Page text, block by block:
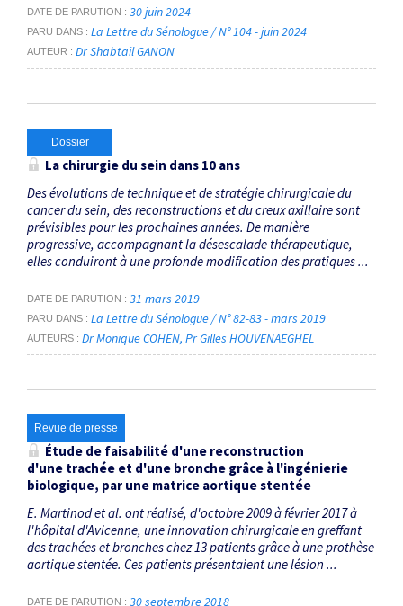
RECHERCHER
DATE DE PARUTION 30 juin 2024
PARU DANS La Lettre du Sénologue / N° 104 - juin 2024
AUTEUR Dr Shabtail GANON
Dossier
La chirurgie du sein dans 10 ans
Des évolutions de technique et de stratégie chirurgicale du
cancer du sein, des reconstructions et du creux axillaire sont
prévisibles pour les prochaines années. De manière
progressive, accompagnant la désescalade thérapeutique,
elles conduiront à une profonde modification des pratiques ...
DATE DE PARUTION 31 mars 2019
PARU DANS La Lettre du Sénologue / N° 82-83 - mars 2019
AUTEURS Dr Monique COHEN Pr Gilles HOUVENAEGHEL
Revue de presse
Étude de faisabilité d'une reconstruction
d'une trachée et d'une bronche grâce à l'ingénierie
biologique, par une matrice aortique stentée
E. Martinod et al. ont réalisé, d'octobre 2009 à février 2017 à
l'hôpital d'Avicenne, une innovation chirurgicale en greffant
des trachées et bronches chez 13 patients grâce à une prothèse
aortique stentée. Ces patients présentaient une lésion ...
DATE DE PARUTION 30 septembre 2018